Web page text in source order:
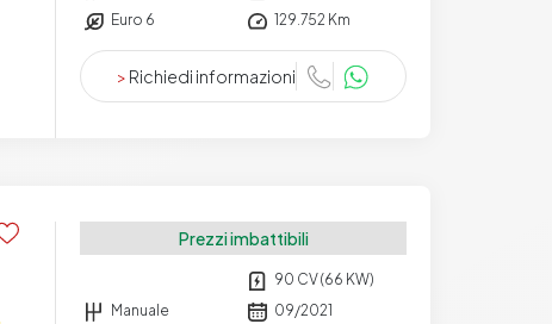
Euro 6
129.752 Km
> Richiedi informazioni
Prezzi imbattibili
90 CV (66 KW)
Manuale
09/2021